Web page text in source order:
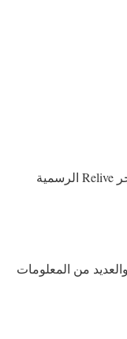
واليك في نهاية مقال اليوم رابط صفحة متجر Relive الرسمية
من المعلومات